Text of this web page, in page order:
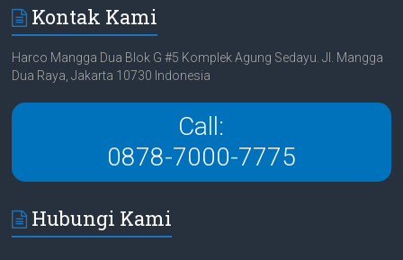
Kontak Kami
Harco Mangga Dua Blok G #5 Komplek Agung Sedayu. Jl. Mangga
Dua Raya, Jakarta 10730 Indonesia
Call:
0878-7000-7775
Hubungi Kami